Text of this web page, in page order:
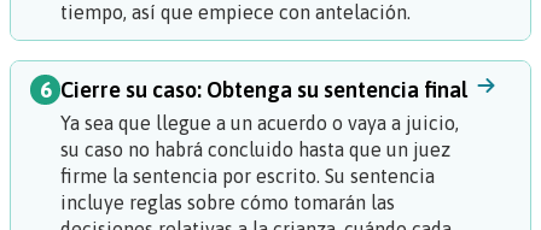
tiempo, así que empiece con antelación.
6 Cierre su caso: Obtenga su sentencia final
Ya sea que llegue a un acuerdo o vaya a juicio,
su caso no habrá concluido hasta que un juez
firme la sentencia por escrito. Su sentencia
incluye reglas sobre cómo tomarán las